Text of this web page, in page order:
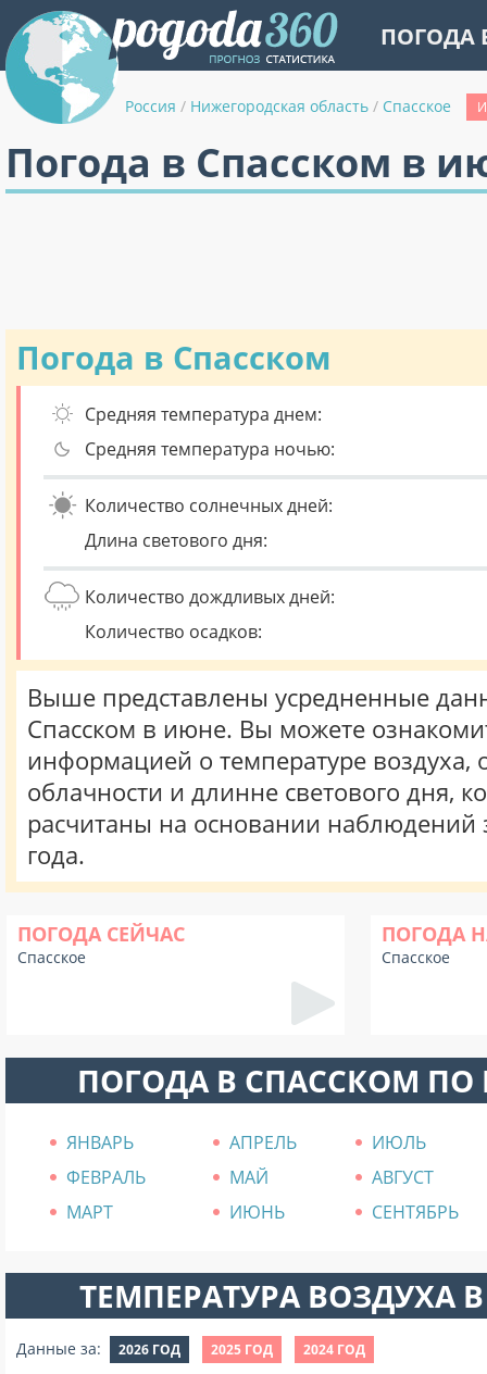
ПОГОДА
Россия / Нижегородская область / Спасское
Погода в Спасском в
Погода в Спасском
Средняя температура днем:
Средняя температура ночью:
Количество солнечных дней:
Длина светового дня:
Количество дождливых дней:
Количество осадков:
Выше представлены усредненные
Спасском в июне. Вы можете
информацией о температуре воздуха,
облачности и длинне светового дня,
расчитаны на основании наблюдений
года.
ПОГОДА СЕЙЧАС
Спасское
ПОГОДА
Спасское
ПОГОДА В СПАССКОМ
ЯНВАРЬ АПРЕЛЬ
ИЮЛЬ
ФЕВРАЛЬ
МАЙ
АВГУСТ
МАРТ
ИЮНЬ СЕНТЯБРЬ
ТЕМПЕРАТУРА ВОЗДУХА
Данные за: 2026 ГОД 2025 ГОД 2024 ГОД